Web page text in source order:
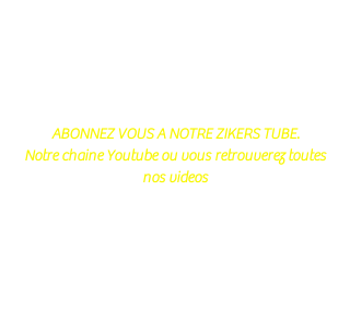
ABONNEZ VOUS A NOTRE ZIKERS TUBE.
Notre chaine Youtube ou vous retrouverez toutes
nos videos